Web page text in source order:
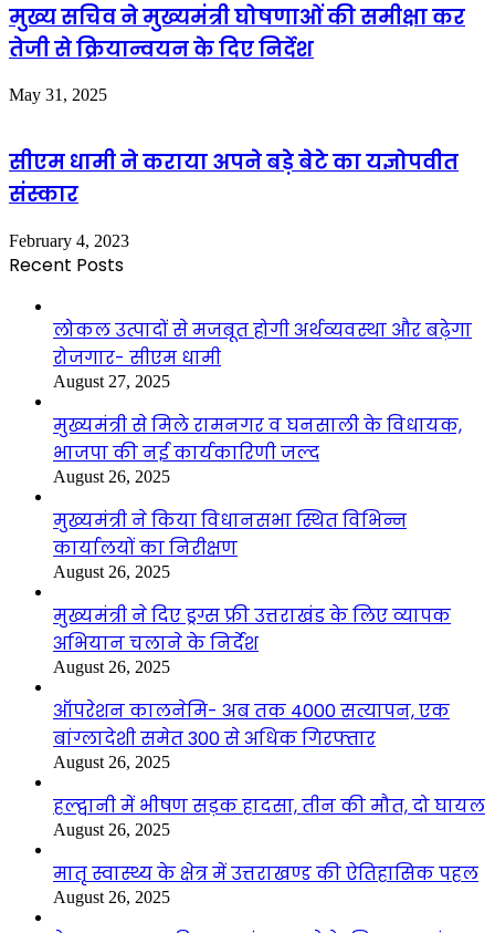
मुख्य सचिव ने मुख्यमंत्री घोषणाओं की समीक्षा कर
तेजी से क्रियान्वयन के दिए निर्देश
May 31, 2025
सीएम धामी ने कराया अपने बड़े बेटे का यज्ञोपवीत
संस्कार
February 4, 2023
Recent Posts
लोकल उत्पादों से मजबूत होगी अर्थव्यवस्था और बढ़ेगा
रोजगार- सीएम धामी
August 27, 2025
मुख्यमंत्री से मिले रामनगर व घनसाली के विधायक,
भाजपा की नई कार्यकारिणी जल्द
August 26, 2025
मुख्यमंत्री ने किया विधानसभा स्थित विभिन्न
कार्यालयों का निरीक्षण
August 26, 2025
मुख्यमंत्री ने दिए ड्रग्स फ्री उत्तराखंड के लिए व्यापक
अभियान चलाने के निर्देश
August 26, 2025
ऑपरेशन कालनेमि- अब तक 4000 सत्यापन, एक
बांग्लादेशी समेत 300 से अधिक गिरफ्तार
August 26, 2025
हल्द्वानी में भीषण सड़क हादसा, तीन की मौत, दो घायल
August 26, 2025
मातृ स्वास्थ्य के क्षेत्र में उत्तराखण्ड की ऐतिहासिक पहल
August 26, 2025